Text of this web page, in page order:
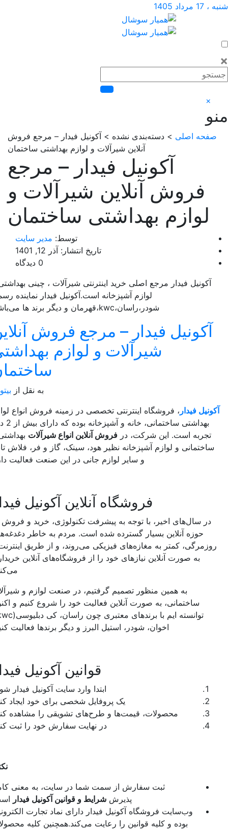
1405
اصلی> دسته‌بندی نشده > آکونیل فیدار – مرجع فروش
آنلاین شیرآلات و لوازم بهداشتی ساختمان
آکونیل فیدار – مرجع
فروش آنلاین شیرآلات و
لوازم بهداشتی ساختمان
توسط:مدیر سایت
تاریخ انتشار: آذر 12, 1401
آکونیل فیدار مرجع اصلی خرید اینترنتی شیرآلات ، چینی بهداشتی و
لوازم آشپزخانه است.آکونیل فیدار نماینده رسمی
شودر،راسان،kwc،قهرمان و دیگر برند ها می‌باشد.
آکونیل فیدار – مرجع فروش آنلاین
شیرآلات و لوازم بهداشتی
ساختمان
به نقل از بیتوته:
فیدار، فروشگاه اینترنتی تخصصی در زمینه فروش انواع لوازم
بهداشتی ساختمانی، خانه و آشپزخانه بوده که دارای بیش از 2 دهه
تجربه است. این شرکت، درفروش آنلاین انواع شیرآلات بهداشتی و
و لوازم آشپزخانه نظیر هود، سینک، گاز و فر، فلاش تانک
و سایر لوازم جانی در این صنعت فعالیت دارد.
فروشگاه آنلاین آکونیل فیدار
در سال‌های اخیر، با توجه به پیشرفت تکنولوژی، خرید و فروش در
حوزه آنلاین بسیار گسترده شده است. مردم به خاطر دغدغه‌های
کمتر به مغازه‌های فیزیکی می‌روند، و از طریق اینترنت و
به صورت آنلاین نیازهای خود را از فروشگاه‌های آنلاین خریداری
می‌کنند.
به همین منظور تصمیم گرفتیم، در صنعت لوازم و شیرآلات
ساختمانی، به صورت آنلاین فعالیت خود را شروع کنیم و اکنون
توانسته ایم با برندهای معتبری چون راسان، کی دبلیوسی(kwc)،
اخوان، شودر، استیل البرز و دیگر برند‌ها فعالیت کنیم.
قوانین آکونیل فیدار
ابتدا وارد سایت آکونیل فیدار شوید.
یک پروفایل شخصی برای خود ایجاد کنید.
محصولات، قیمت‌ها و طرح‌های تشویقی را مشاهده کنید.
در نهایت سفارش خود را ثبت کنید.
نکته:
ثبت سفارش از سمت شما در سایت، به معنی کامل
پذیرش شرایط و قوانین آکونیل فیداراست.
وب‌سایت فروشگاه آکونیل فیدار دارای نماد تجارت الکترونیک
بوده و کلیه قوانین را رعایت می‌کند.همچنین کلیه محصولات